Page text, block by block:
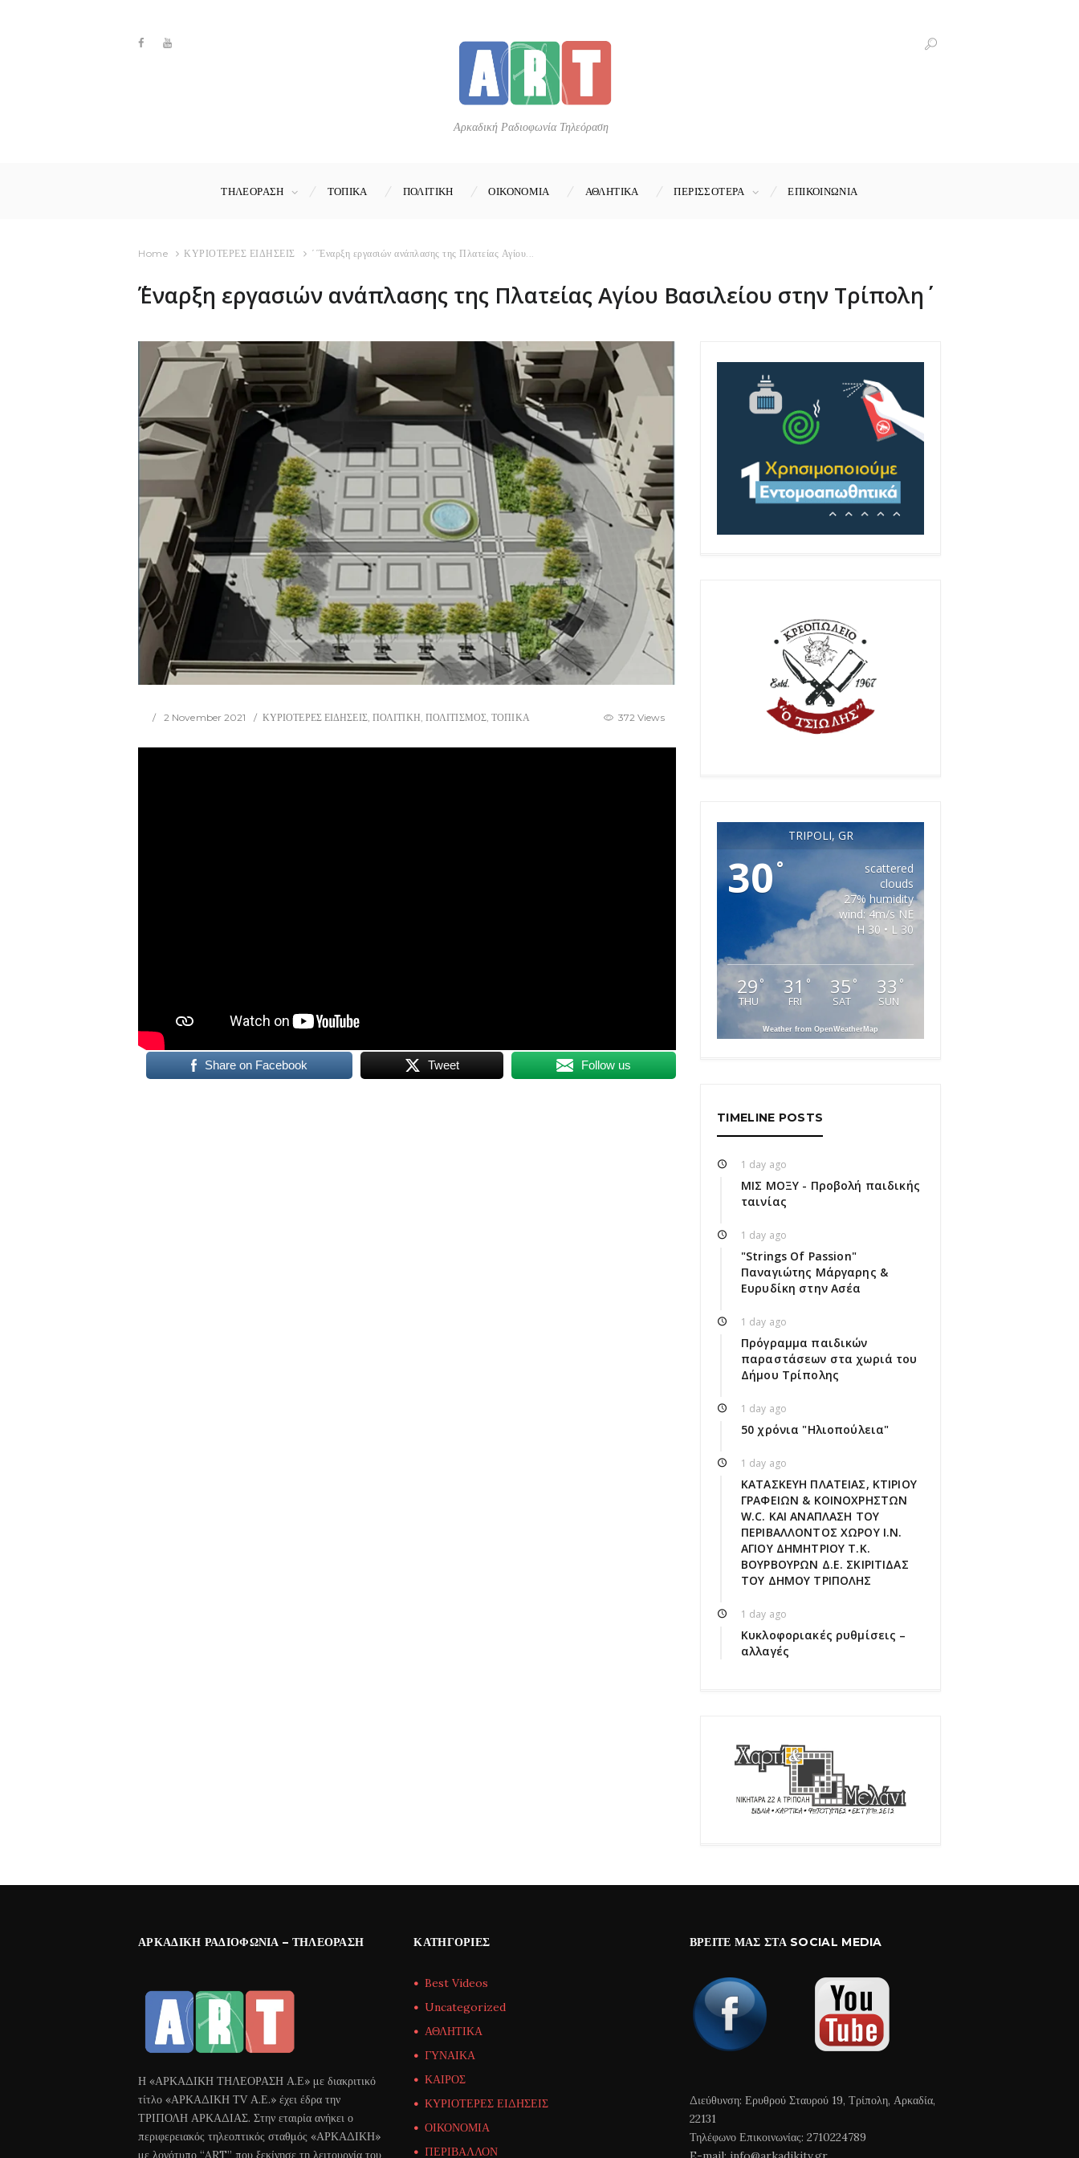
Αρκαδική Ραδιοφωνία Τηλεόραση
ΤΗΛΕΟΡΑΣΗ ΤΟΠΙΚΑ ΠΟΛΙΤΙΚΗ ΟΙΚΟΝΟΜΙΑ ΑΘΛΗΤΙΚΑ ΠΕΡΙΣΣΟΤΕΡΑ ΕΠΙΚΟΙΝΩΝΊΑ
Home ΚΥΡΙΟΤΕΡΕΣ ΕΙΔΗΣΕΙΣ ΄΄Έναρξη εργασιών ανάπλασης της Πλατείας Αγίου...
΄΄Έναρξη εργασιών ανάπλασης της Πλατείας Αγίου Βασιλείου στην Τρίπολη΄΄
2 November 2021 ΚΥΡΙΟΤΕΡΕΣ ΕΙΔΗΣΕΙΣ, ΠΟΛΙΤΙΚΗ, ΠΟΛΙΤΙΣΜΟΣ,ΤΟΠΙΚΑ 372 Views
Share on Facebook Tweet Follow us
TRIPOLI, GR
30°
scattered
clouds
27% humidity
wind: 4m/s NE
H 30 • L 30
29°
THU
31 °
FRI
35 °
SAT
33 °
SUN
Weather from OpenWeatherMap
TIMELINE POSTS
1 day ago
ΜΙΣ ΜΟΞΥ - Προβολή παιδικής
ταινίας
1 day ago
"Strings Of Passion"
Παναγιώτης Μάργαρης &
Ευρυδίκη στην Ασέα
1 day ago
Πρόγραμμα παιδικών
παραστάσεων στα χωριά του
Δήμου Τρίπολης
1 day ago
50 χρόνια "Ηλιοπούλεια"
1 day ago
ΚΑΤΑΣΚΕΥΗ ΠΛΑΤΕΙΑΣ, ΚΤΙΡΙΟΥ
ΓΡΑΦΕΙΩΝ & ΚΟΙΝΟΧΡΗΣΤΩΝ
W.C. ΚΑΙ ΑΝΑΠΛΑΣΗ ΤΟΥ
ΠΕΡΙΒΑΛΛΟΝΤΟΣ ΧΩΡΟΥ Ι.Ν.
ΑΓΙΟΥ ΔΗΜΗΤΡΙΟΥ Τ.Κ.
ΒΟΥΡΒΟΥΡΩΝ Δ.Ε. ΣΚΙΡΙΤΙΔΑΣ
ΤΟΥ ΔΗΜΟΥ ΤΡΙΠΟΛΗΣ
1 day ago
Κυκλοφοριακές ρυθμίσεις –
αλλαγές
ΑΡΚΑΔΙΚΉ ΡΑΔΙΟΦΩΝΊΑ – ΤΗΛΕΌΡΑΣΗ
Η «ΑΡΚΑΔΙΚΗ ΤΗΛΕΟΡΑΣΗ Α.Ε» με διακριτικό
τίτλο «ΑΡΚΑΔΙΚΗ ΤV Α.Ε.» έχει έδρα την
ΤΡΙΠΟΛΗ ΑΡΚΑΔΙΑΣ. Στην εταιρία ανήκει ο
περιφερειακός τηλεοπτικός σταθμός «ΑΡΚΑΔΙΚΗ»
ΚΑΤΗΓΟΡΊΕΣ
Best Videos
Uncategorized
ΑΘΛΗΤΙΚΑ
ΓΥΝΑΙΚΑ
ΚΑΙΡΟΣ
ΚΥΡΙΟΤΕΡΕΣ ΕΙΔΗΣΕΙΣ
ΟΙΚΟΝΟΜΙΑ
ΠΕΡΙΒΑΛΛΟΝ
ΒΡΕΊΤΕ ΜΑΣ ΣΤΑ SOCIAL MEDIA
Διεύθυνση: Ερυθρού Σταυρού 19, Τρίπολη, Αρκαδία,
22131
Τηλέφωνο Επικοινωνίας: 2710224789